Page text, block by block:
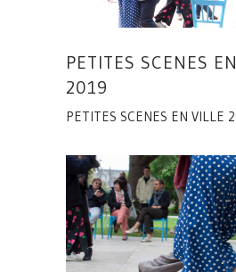
PETITES SCENES
2019
PETITES SCENES EN VILLE